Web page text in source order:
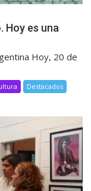
Hoy es una
Hoy, 20 de
Destacados